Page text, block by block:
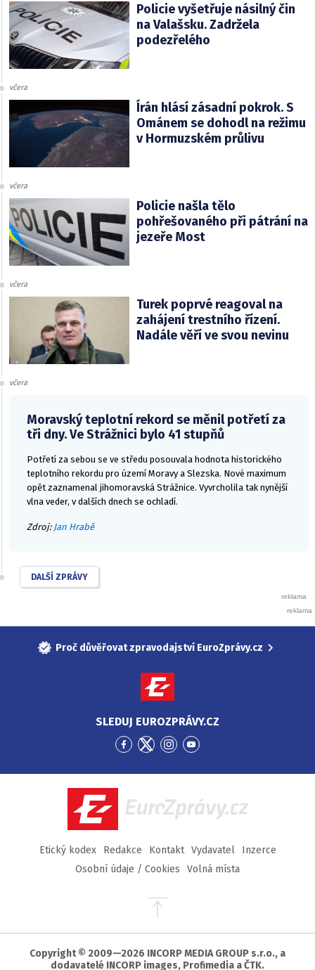
Policie vyšetřuje násilný čin
na Valašsku. Zadržela
podezřelého
včera
Írán hlásí zásadní pokrok. S
Ománem se dohodl na režimu
v Hormuzském průlivu
včera
Policie našla tělo
pohřešovaného při pátrání na
jezeře Most
včera
Turek poprvé reagoval na
zahájení trestního řízení.
Nadále věří ve svou nevinu
včera
Moravský teplotní rekord se měnil potřetí za
tři dny. Ve Strážnici bylo 41 stupňů
Potřetí za sebou se ve středu posouvala hodnota historického
teplotního rekordu pro území Moravy a Slezska. Nové maximum
opět zaznamenal jihomoravská Strážnice. Vyvrcholila tak nynější
vlna veder, v dalších dnech se ochladí.
Zdroj: Jan Hrabě
DALŠÍ ZPRÁVY
Proč důvěřovat zpravodajství EuroZprávy.cz
SLEDUJ EUROZPRÁVY.CZ
Přejít
Facebook
Přejít
Twitter
Přejít
Instagram
Přejít
YouTube
EuroZprávy.cz
Etický kodex Redakce Kontakt Vydavatel
Inzerce
Osobní údaje / Cookies
Volná místa
Přejít
stránky
Copyright © 2009—2026 INCORP MEDIA GROUP s.r.o., a
dodavatelé INCORP images, Profimedia a ČTK.